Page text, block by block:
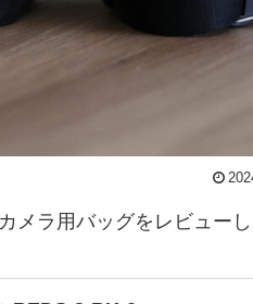
メラ用バッグをレビューし